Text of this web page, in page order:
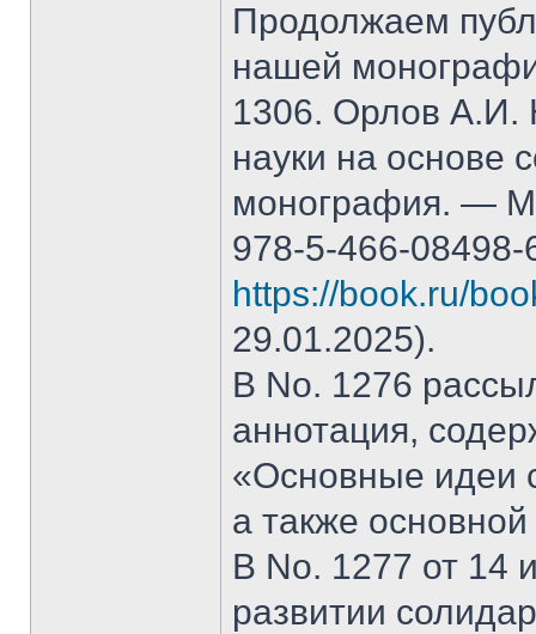
Продолжаем
нашей
1306. Орлов А.И.
науки на основе
монография. —
978-5-466-
https://book.ru/
29.01.2025).
В No. 1276
аннотация,
«Основные идеи
а также
В No. 1277 от 14
развитии